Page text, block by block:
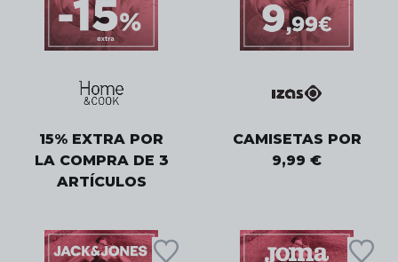
15% EXTRA POR
LA COMPRA DE 3
ARTÍCULOS
CAMISETAS POR
9,99 €